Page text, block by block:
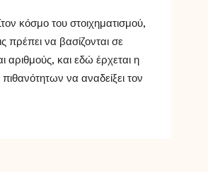
κόσμο του στοιχηματισμού,
πρέπει να βασίζονται σε
αριθμούς, και εδώ έρχεται η
να αναδείξει τον